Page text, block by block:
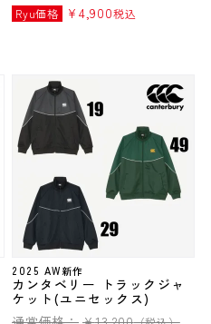
Ryu価格 ¥ 4,900税込
2025 AW新作
カンタベリー トラックジャ
ケット(ユニセックス)